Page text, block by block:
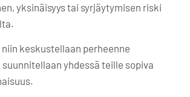
yksinäisyys tai syrjäytymisen riski
keskustellaan perheenne
yhdessä teille sopiva